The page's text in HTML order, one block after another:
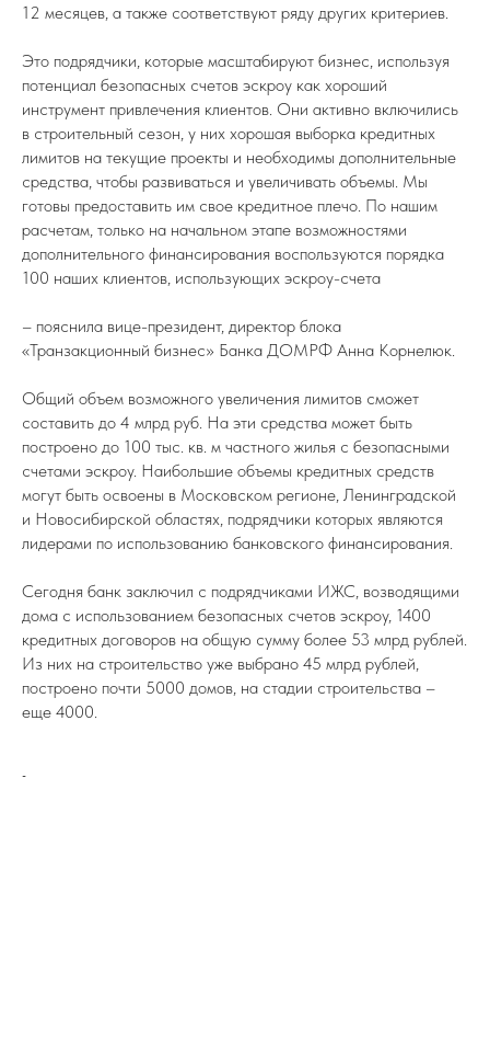
12 месяцев, а также соответствуют ряду других критериев.
Это подрядчики, которые масштабируют бизнес, используя
потенциал безопасных счетов эскроу как хороший
инструмент привлечения клиентов. Они активно включились
в строительный сезон, у них хорошая выборка кредитных
лимитов на текущие проекты и необходимы дополнительные
средства, чтобы развиваться и увеличивать объемы. Мы
готовы предоставить им свое кредитное плечо. По нашим
расчетам, только на начальном этапе возможностями
дополнительного финансирования воспользуются порядка
100 наших клиентов, использующих эскроу-счета
– пояснила вице-президент, директор блока
«Транзакционный бизнес» Банка ДОМРФ Анна Корнелюк.
Общий объем возможного увеличения лимитов сможет
составить до 4 млрд руб. На эти средства может быть
построено до 100 тыс. кв. м частного жилья с безопасными
счетами эскроу. Наибольшие объемы кредитных средств
могут быть освоены в Московском регионе, Ленинградской
и Новосибирской областях, подрядчики которых являются
лидерами по использованию банковского финансирования.
Сегодня банк заключил с подрядчиками ИЖС, возводящими
дома с использованием безопасных счетов эскроу, 1400
кредитных договоров на общую сумму более 53 млрд рублей.
Из них на строительство уже выбрано 45 млрд рублей,
построено почти 5000 домов, на стадии строительства –
еще 4000.
-